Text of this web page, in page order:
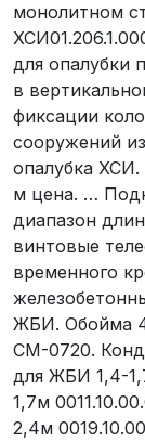
монолитном
для опалубки
в
фиксации
сооружений
опалубка
м цена. …
диапазон
винтовые
временного
ЖБИ. Обойма
СМ-0720.
для ЖБИ 1,4-
1,7м
2,4м